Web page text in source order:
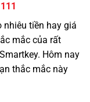
nhiêu tiền hay giá
mắc của rất
Hôm nay
thắc mắc này